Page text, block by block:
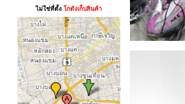
ไม่ใช่ที่ตั้ง โกดังเก็บสินค้า